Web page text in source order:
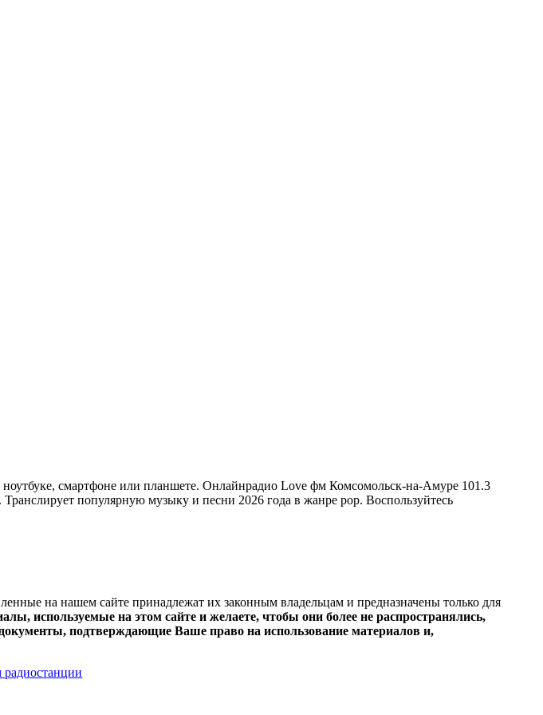
смартфоне или планшете. Онлайнрадио Love фм Комсомольск-на-Амуре 101.3
популярную музыку и песни 2026 года в жанре pop. Воспользуйтесь
на нашем сайте принадлежат их законным владельцам и предназначены только для
используемые на этом сайте и желаете, чтобы они более не распространялись,
подтверждающие Ваше право на использование материалов и,